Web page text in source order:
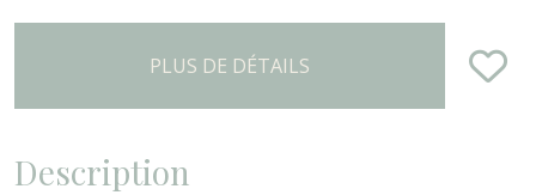
PLUS DE DÉTAILS
Description